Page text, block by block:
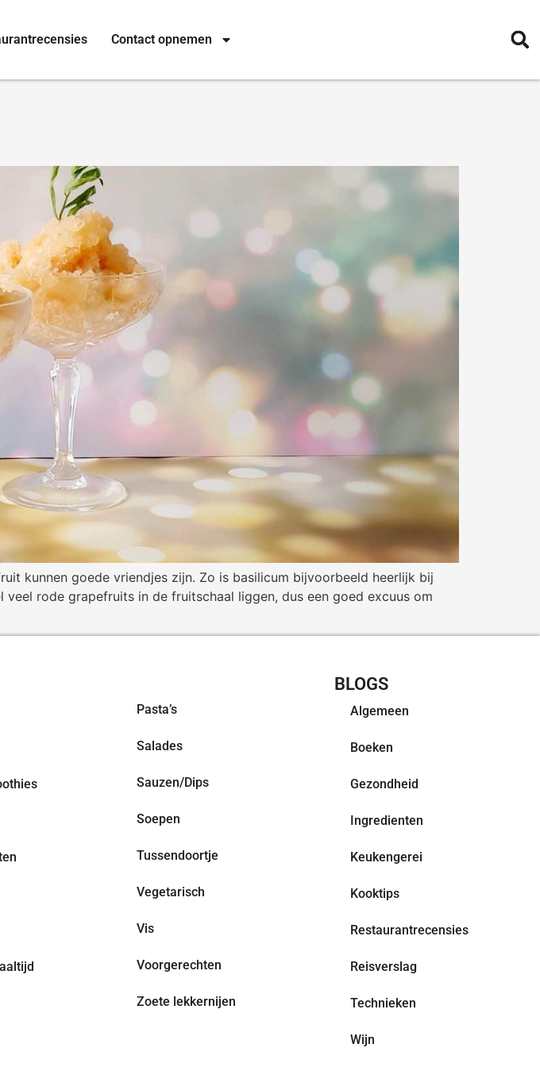
Contact opnemen
kunnen goede vriendjes zijn. Zo is basilicum bijvoorbeeld heerlijk bij
rode grapefruits in de fruitschaal liggen, dus een goed excuus om
Pasta’s
Salades
Sauzen/Dips
Soepen
Tussendoortje
Vegetarisch
Vis
Voorgerechten
Zoete lekkernijen
BLOGS
Algemeen
Boeken
Gezondheid
Ingredienten
Keukengerei
Kooktips
Restaurantrecensies
Reisverslag
Technieken
Wijn